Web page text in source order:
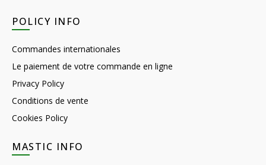
POLICY INFO
Commandes internationales
Le paiement de votre commande en ligne
Privacy Policy
Conditions de vente
Cookies Policy
MASTIC INFO